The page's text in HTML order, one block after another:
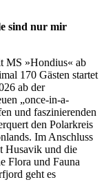
sind nur mir
MS »Hondius« ab
170 Gästen startet
ab der
„once-in-a-
und faszinierenden
den Polarkreis
Im Anschluss
Husavik und die
Flora und Fauna
geht es